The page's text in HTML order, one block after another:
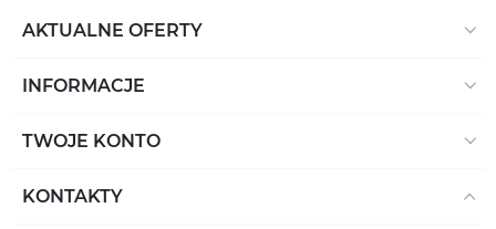
AKTUALNE OFERTY
INFORMACJE
TWOJE KONTO
KONTAKTY